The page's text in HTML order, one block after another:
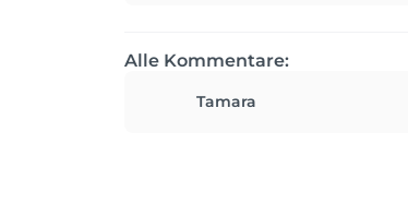
Alle Kommentare:
Tamara